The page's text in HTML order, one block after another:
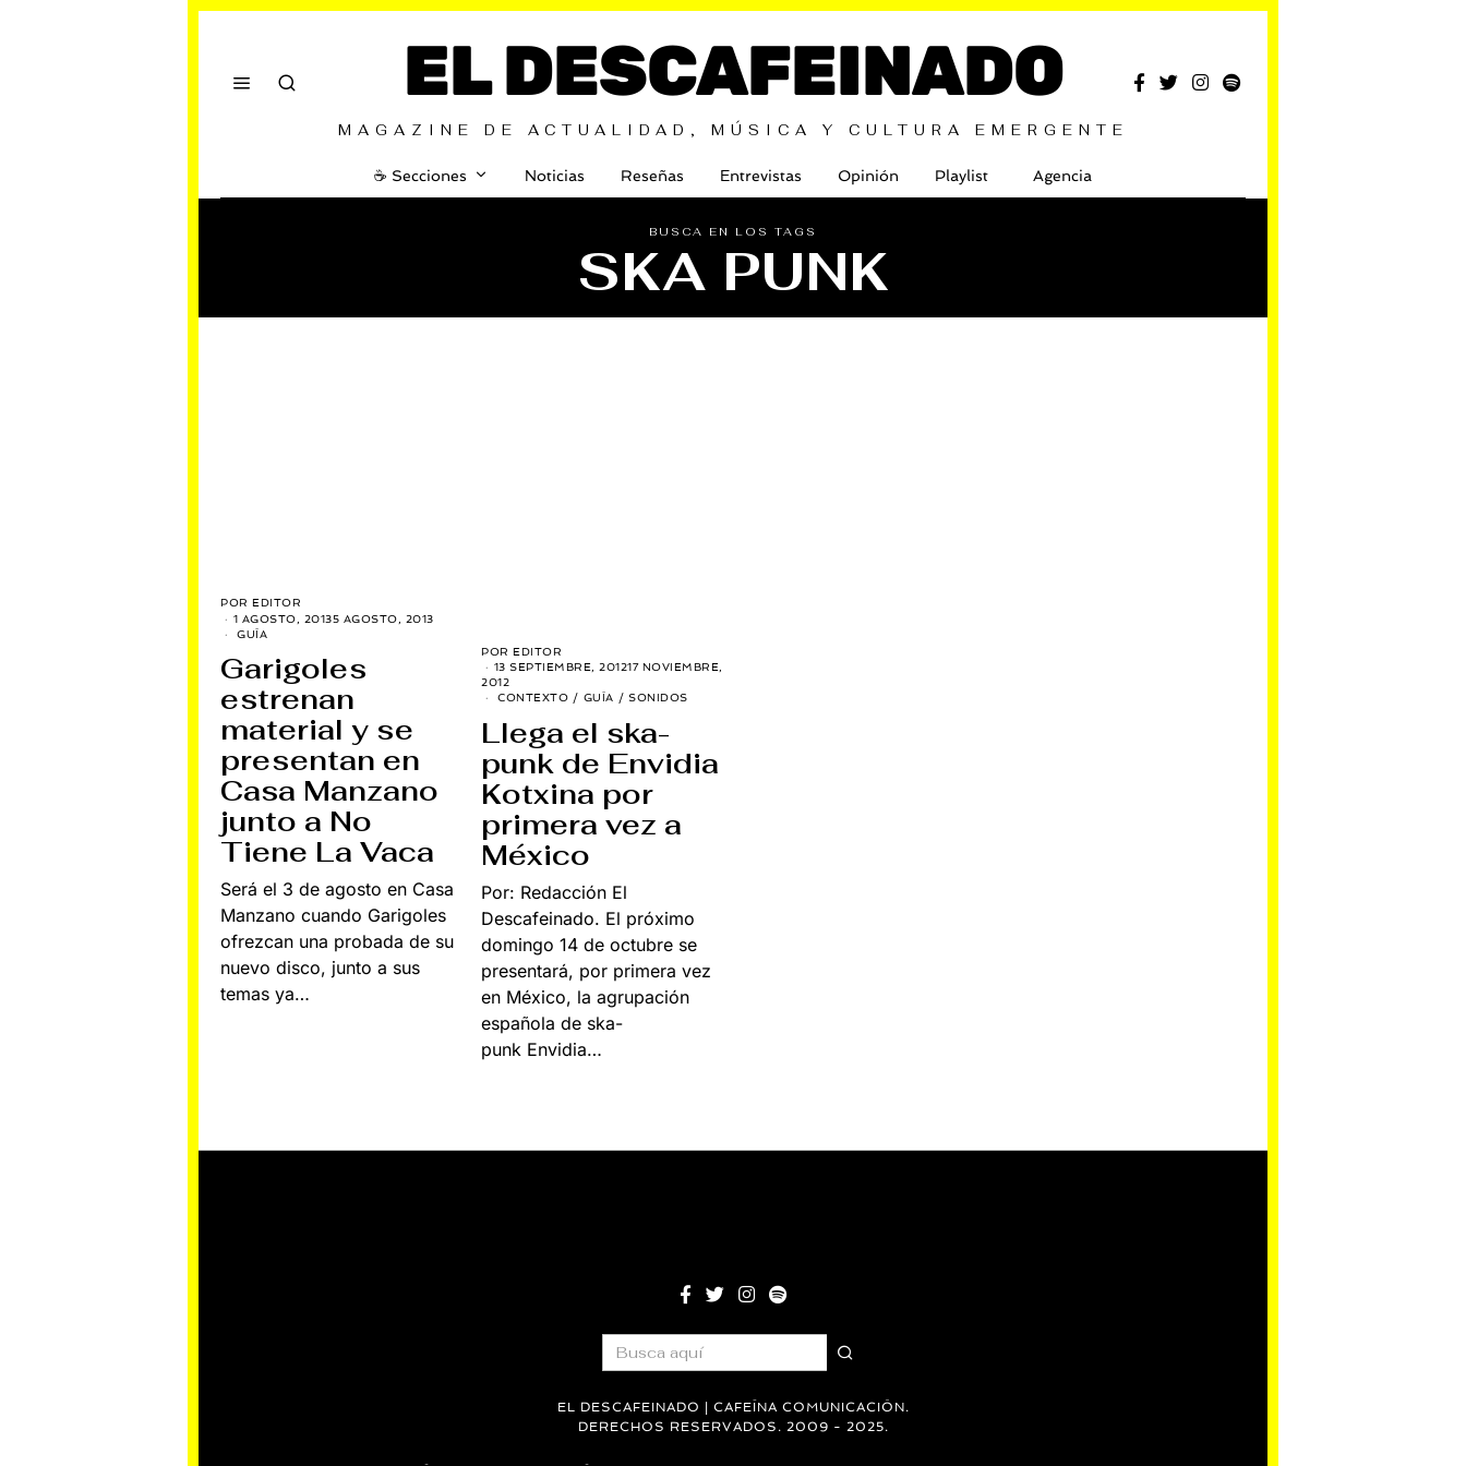
EL DESCAFEINADO
MAGAZINE DE ACTUALIDAD, MÚSICA Y CULTURA EMERGENTE
☕️ Secciones Noticias Reseñas Entrevistas Opinión Playlist Agencia
BUSCA EN LOS TAGS
SKA PUNK
POR EDITOR
1 AGOSTO, 20135 AGOSTO, 2013
GUÍA
Garigoles
estrenan
material y se
presentan en
Casa Manzano
junto a No
Tiene La Vaca
Será el 3 de agosto en Casa
Manzano cuando Garigoles
ofrezcan una probada de su
nuevo disco, junto a sus
temas ya…
POR EDITOR
13 SEPTIEMBRE, 201217 NOVIEMBRE,
2012
CONTEXTO / GUÍA / SONIDOS
Llega el ska-
punk de Envidia
Kotxina por
primera vez a
México
Por: Redacción El
Descafeinado. El próximo
domingo 14 de octubre se
presentará, por primera vez
en México, la agrupación
española de ska-
punk Envidia…
EL DESCAFEINADO | CAFEÍNA COMUNICACIÓN.
DERECHOS RESERVADOS. 2009 - 2025.